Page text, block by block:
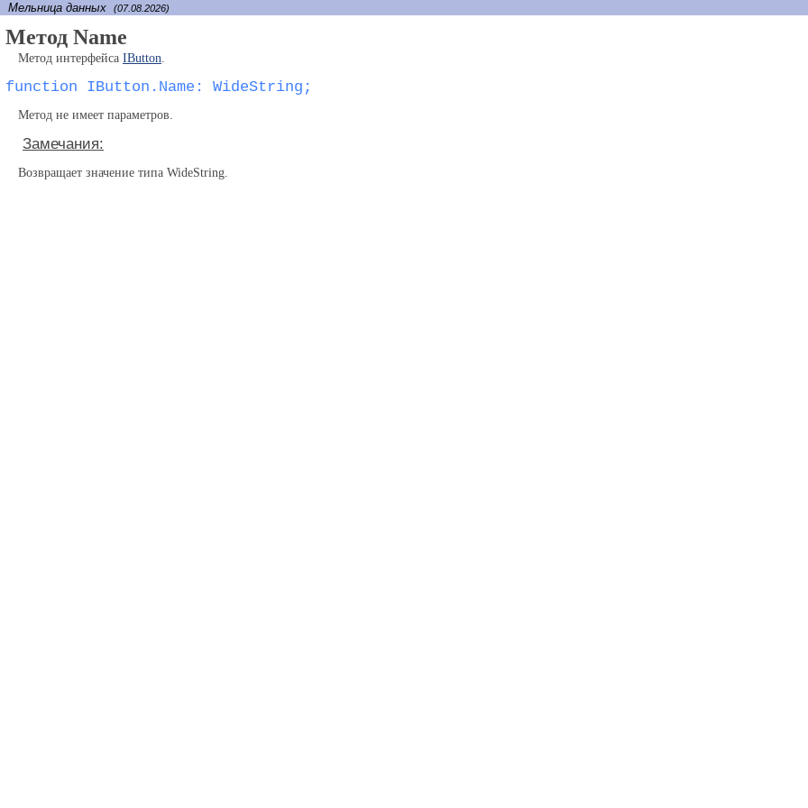
Мельница данных (07.08.2026)
Метод Name
Метод интерфейса IButton.
function IButton.Name: WideString;
Метод не имеет параметров.
Замечания:
Возвращает значение типа WideString.